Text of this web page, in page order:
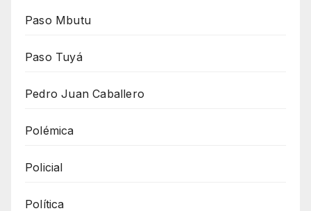
Paso Mbutu
Paso Tuyá
Pedro Juan Caballero
Polémica
Policial
Política